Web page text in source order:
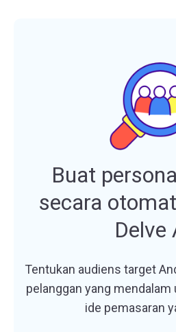
Buat
secara
Delve
Tentukan audiens target
pelanggan yang
ide pemasaran